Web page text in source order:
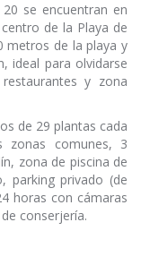
se encuentran en
de la Playa de
metros de la playa y
ideal para olvidarse
y zona
de 29 plantas cada
zonas comunes, 3
zona de piscina de
parking privado (de
horas con cámaras
conserjería.